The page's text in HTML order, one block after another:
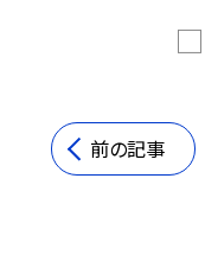
前の記事